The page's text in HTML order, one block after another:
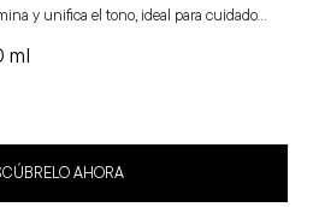
y unifica el tono, ideal para cuidado…
ml
AHORA